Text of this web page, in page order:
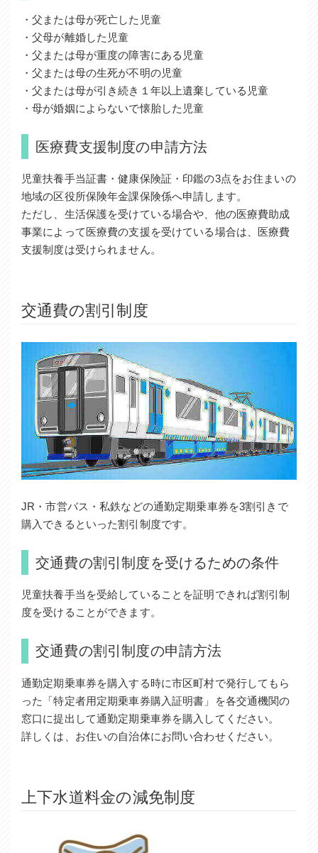
・父または母が死亡した児童
・父母が離婚した児童
・父または母が重度の障害にある児童
・父または母の生死が不明の児童
・父または母が引き続き１年以上遺棄している児童
・母が婚姻によらないで懐胎した児童
医療費支援制度の申請方法
児童扶養手当証書・健康保険証・印鑑の3点をお住まいの
地域の区役所保険年金課保険係へ申請します。
ただし、生活保護を受けている場合や、他の医療費助成
事業によって医療費の支援を受けている場合は、医療費
支援制度は受けられません。
交通費の割引制度
JR・市営バス・私鉄などの通勤定期乗車券を3割引きで
購入できるといった割引制度です。
交通費の割引制度を受けるための条件
児童扶養手当を受給していることを証明できれば割引制
度を受けることができます。
交通費の割引制度の申請方法
通勤定期乗車券を購入する時に市区町村で発行してもら
った「特定者用定期乗車券購入証明書」を各交通機関の
窓口に提出して通勤定期乗車券を購入してください。
詳しくは、お住いの自治体にお問い合わせください。
上下水道料金の減免制度